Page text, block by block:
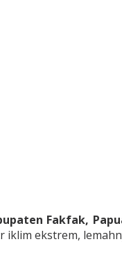
Fakfak,
ekstrem,